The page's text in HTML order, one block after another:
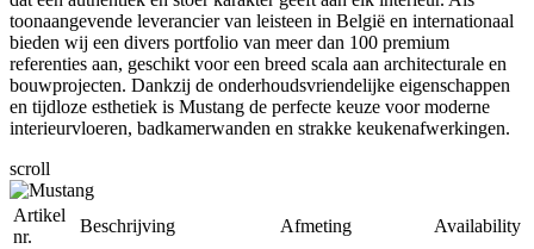
toonaangevende leverancier van leisteen in België en internationaal
bieden wij een divers portfolio van meer dan 100 premium
referenties aan, geschikt voor een breed scala aan architecturale en
bouwprojecten. Dankzij de onderhoudsvriendelijke eigenschappen
en tijdloze esthetiek is Mustang de perfecte keuze voor moderne
interieurvloeren, badkamerwanden en strakke keukenafwerkingen.
scroll
Artikel
nr.
Beschrijving Afmeting Availability